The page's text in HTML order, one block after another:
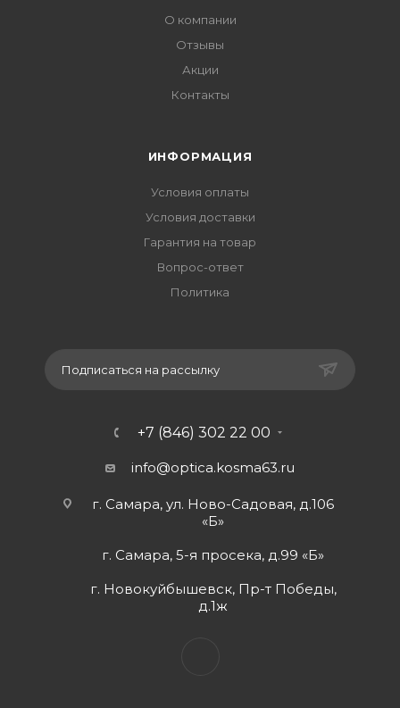
О компании
Отзывы
Акции
Контакты
ИНФОРМАЦИЯ
Условия оплаты
Условия доставки
Гарантия на товар
Вопрос-ответ
Политика
Подписаться на рассылку
+7 (846) 302 22 00
info@optica.kosma63.ru
г. Самара, ул. Ново-Садовая, д.106
«Б»
г. Самара, 5-я просека, д.99 «Б»
г. Новокуйбышевск, Пр-т Победы,
д.1ж